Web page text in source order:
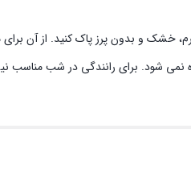
خشک و بدون پرز پاک کنید. از آن برای
نمی شود. برای رانندگی در شب